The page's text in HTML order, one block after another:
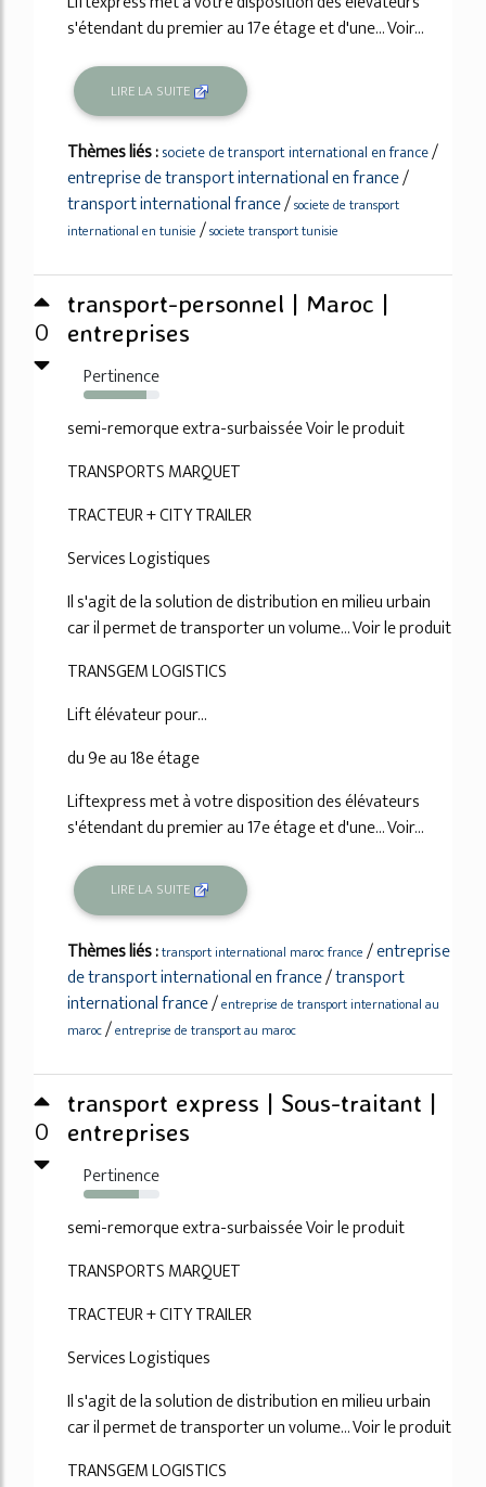
s'étendant du premier au 17e étage et d'une... Voir...
LIRE LA SUITE
Thèmes liés :societe de transport international en france/
entreprise de transport international en france/
transport international france/societe de transport
international en tunisie /societe transport tunisie
0
transport-personnel | Maroc |
entreprises
Pertinence
83%
semi-remorque extra-surbaissée Voir le produit
TRANSPORTS MARQUET
TRACTEUR + CITY TRAILER
Services Logistiques
Il s'agit de la solution de distribution en milieu urbain
car il permet de transporter un volume... Voir le produit
TRANSGEM LOGISTICS
Lift élévateur pour...
du 9e au 18e étage
Liftexpress met à votre disposition des élévateurs
s'étendant du premier au 17e étage et d'une... Voir...
LIRE LA SUITE
Thèmes liés :transport international maroc france /entreprise
de transport international en france/transport
international france/entreprise de transport international au
maroc/entreprise de transport au maroc
0
transport express | Sous-traitant |
entreprises
Pertinence
73%
semi-remorque extra-surbaissée Voir le produit
TRANSPORTS MARQUET
TRACTEUR + CITY TRAILER
Services Logistiques
Il s'agit de la solution de distribution en milieu urbain
car il permet de transporter un volume... Voir le produit
TRANSGEM LOGISTICS